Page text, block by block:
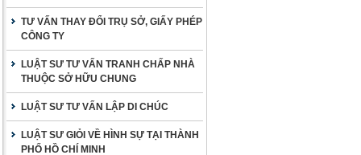
TƯ VẤN THAY ĐỔI TRỤ SỞ, GIẤY PHÉP
CÔNG TY
LUẬT SƯ TƯ VẤN TRANH CHẤP NHÀ
THUỘC SỞ HỮU CHUNG
LUẬT SƯ TƯ VẤN LẬP DI CHÚC
LUẬT SƯ GIỎI VỀ HÌNH SỰ TẠI THÀNH
PHỐ HỒ CHÍ MINH